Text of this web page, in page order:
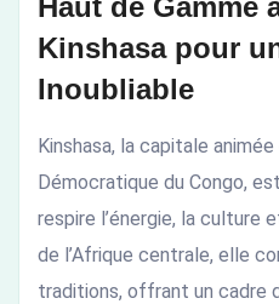
pour
un
Séjour
Inoubliable
Haut de Gamme
Kinshasa pour
Inoubliable
Kinshasa, la capitale
Démocratique du Congo,
respire l’énergie, la culture
de l’Afrique centrale, elle
traditions, offrant un cadre